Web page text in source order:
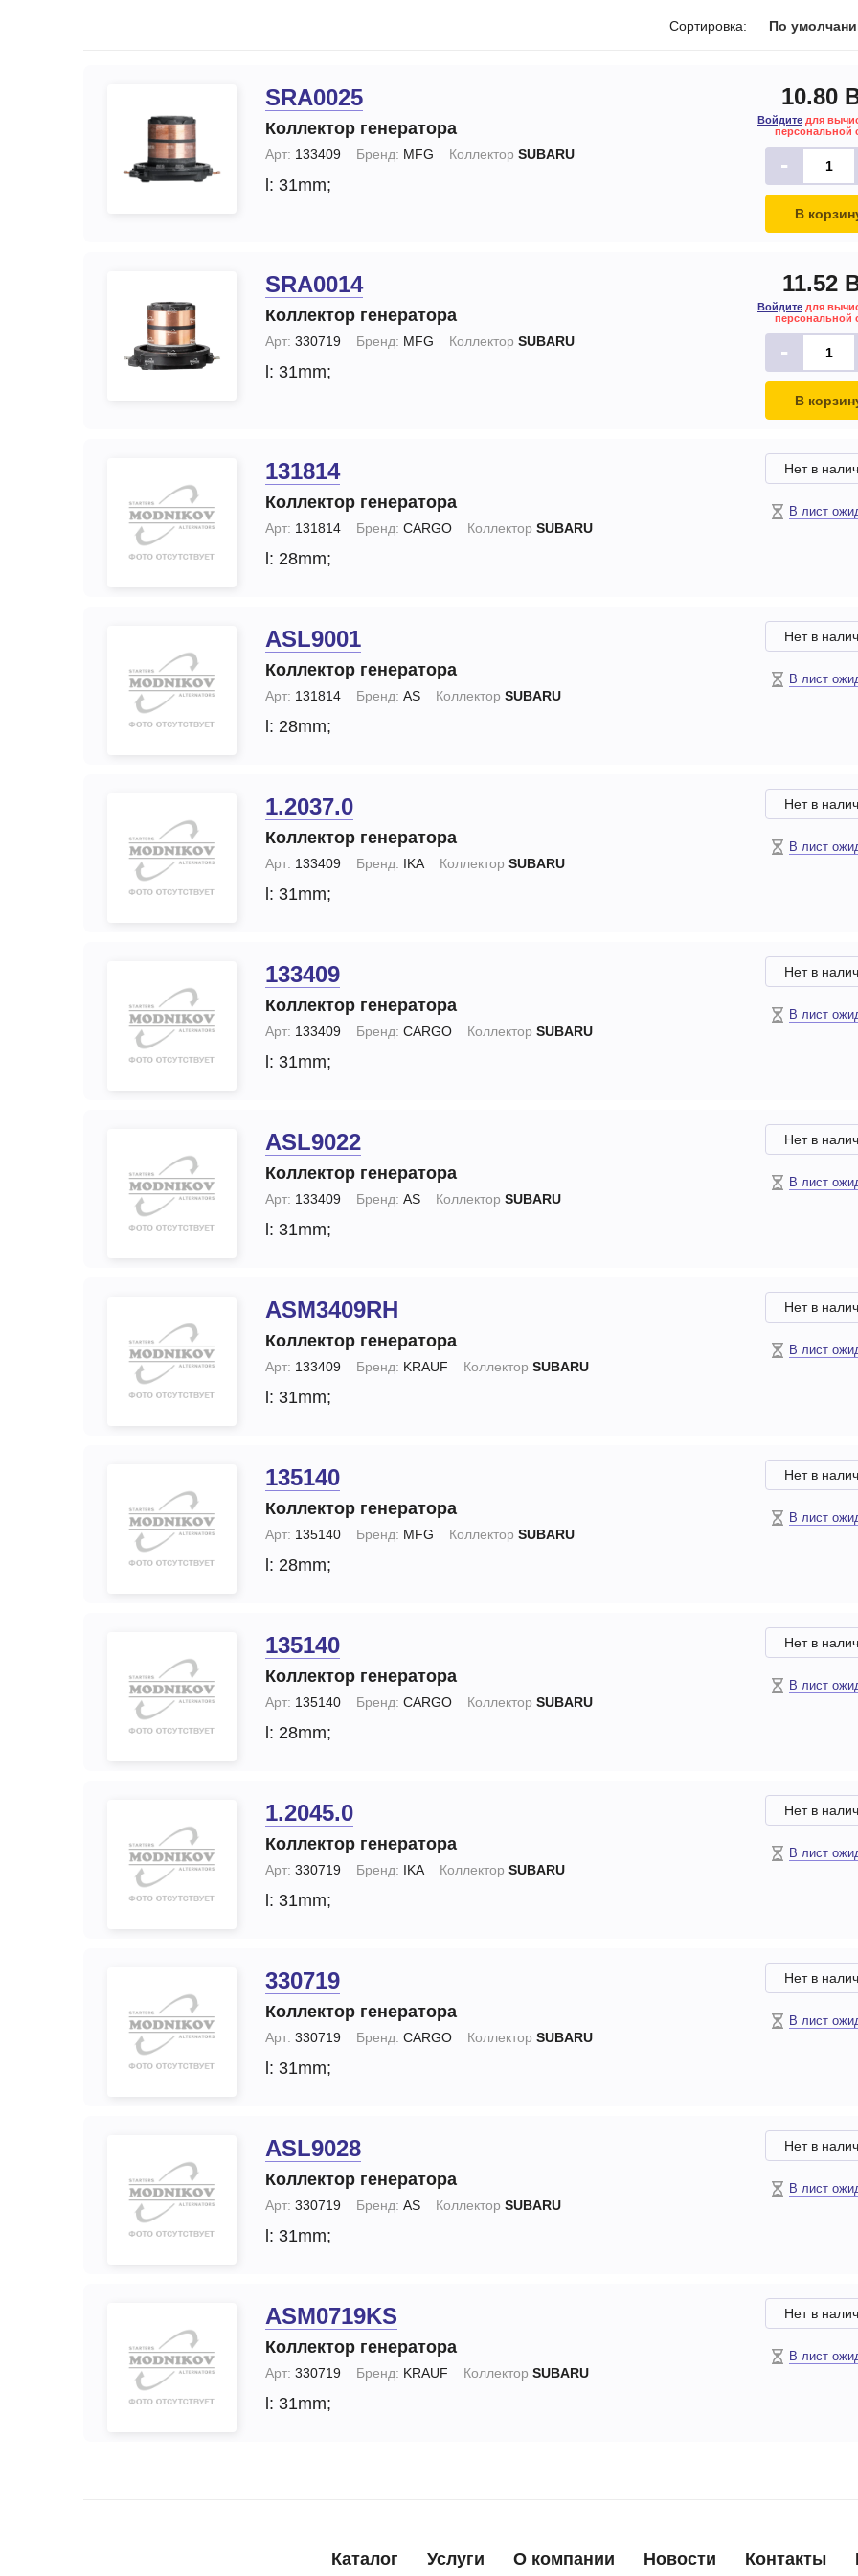
Тормозные суппорты
Щетки и
щеткодержатели
специальные
Замена стартера
Замена генераторов
Сортировка: По
SRA0025
Коллектор генератора
Арт: 133409 Бренд: MFG Коллектор SUBARU
l: 31mm;
10.80
Войдите для
персональной
-
В
SRA0014
Коллектор генератора
Арт: 330719 Бренд: MFG Коллектор SUBARU
l: 31mm;
11.52
Войдите для
персональной
-
В
131814
Коллектор генератора
Арт: 131814 Бренд: CARGO Коллектор SUBARU
l: 28mm;
Нет в
В лист
ASL9001
Коллектор генератора
Арт: 131814 Бренд: AS Коллектор SUBARU
l: 28mm;
Нет в
В лист
1.2037.0
Коллектор генератора
Арт: 133409 Бренд: IKA Коллектор SUBARU
l: 31mm;
Нет в
В лист
133409
Коллектор генератора
Арт: 133409 Бренд: CARGO Коллектор SUBARU
l: 31mm;
Нет в
В лист
ASL9022
Коллектор генератора
Арт: 133409 Бренд: AS Коллектор SUBARU
l: 31mm;
Нет в
В лист
ASM3409RH
Коллектор генератора
Арт: 133409 Бренд: KRAUF Коллектор SUBARU
l: 31mm;
Нет в
В лист
135140
Коллектор генератора
Арт: 135140 Бренд: MFG Коллектор SUBARU
l: 28mm;
Нет в
В лист
135140
Коллектор генератора
Арт: 135140 Бренд: CARGO Коллектор SUBARU
l: 28mm;
Нет в
В лист
1.2045.0
Коллектор генератора
Арт: 330719 Бренд: IKA Коллектор SUBARU
l: 31mm;
Нет в
В лист
330719
Коллектор генератора
Арт: 330719 Бренд: CARGO Коллектор SUBARU
l: 31mm;
Нет в
В лист
ASL9028
Коллектор генератора
Арт: 330719 Бренд: AS Коллектор SUBARU
l: 31mm;
Нет в
В лист
ASM0719KS
Коллектор генератора
Арт: 330719 Бренд: KRAUF Коллектор SUBARU
l: 31mm;
Нет в
В лист
Каталог Услуги О компании Новости Контакты